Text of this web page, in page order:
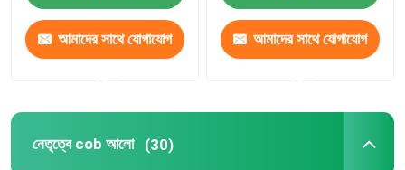
আমাদের সাথে যোগাযোগ আমাদের সাথে যোগাযোগ
নেতৃত্বে cob আলো (30)